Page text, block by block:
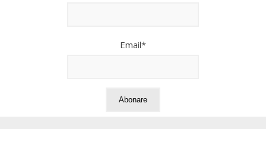
Email*